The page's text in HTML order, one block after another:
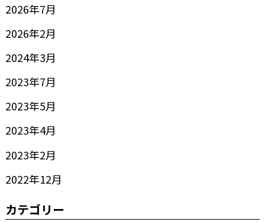
2026年7月
2026年2月
2024年3月
2023年7月
2023年5月
2023年4月
2023年2月
2022年12月
カテゴリー